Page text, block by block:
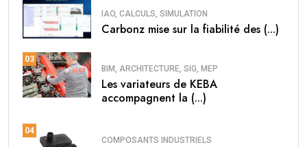
IAO, CALCULS, SIMULATION
Carbonz mise sur la fiabilité des (...)
03
BIM, ARCHITECTURE, SIG, MEP
Les variateurs de KEBA
accompagnent la (...)
04
COMPOSANTS INDUSTRIELS